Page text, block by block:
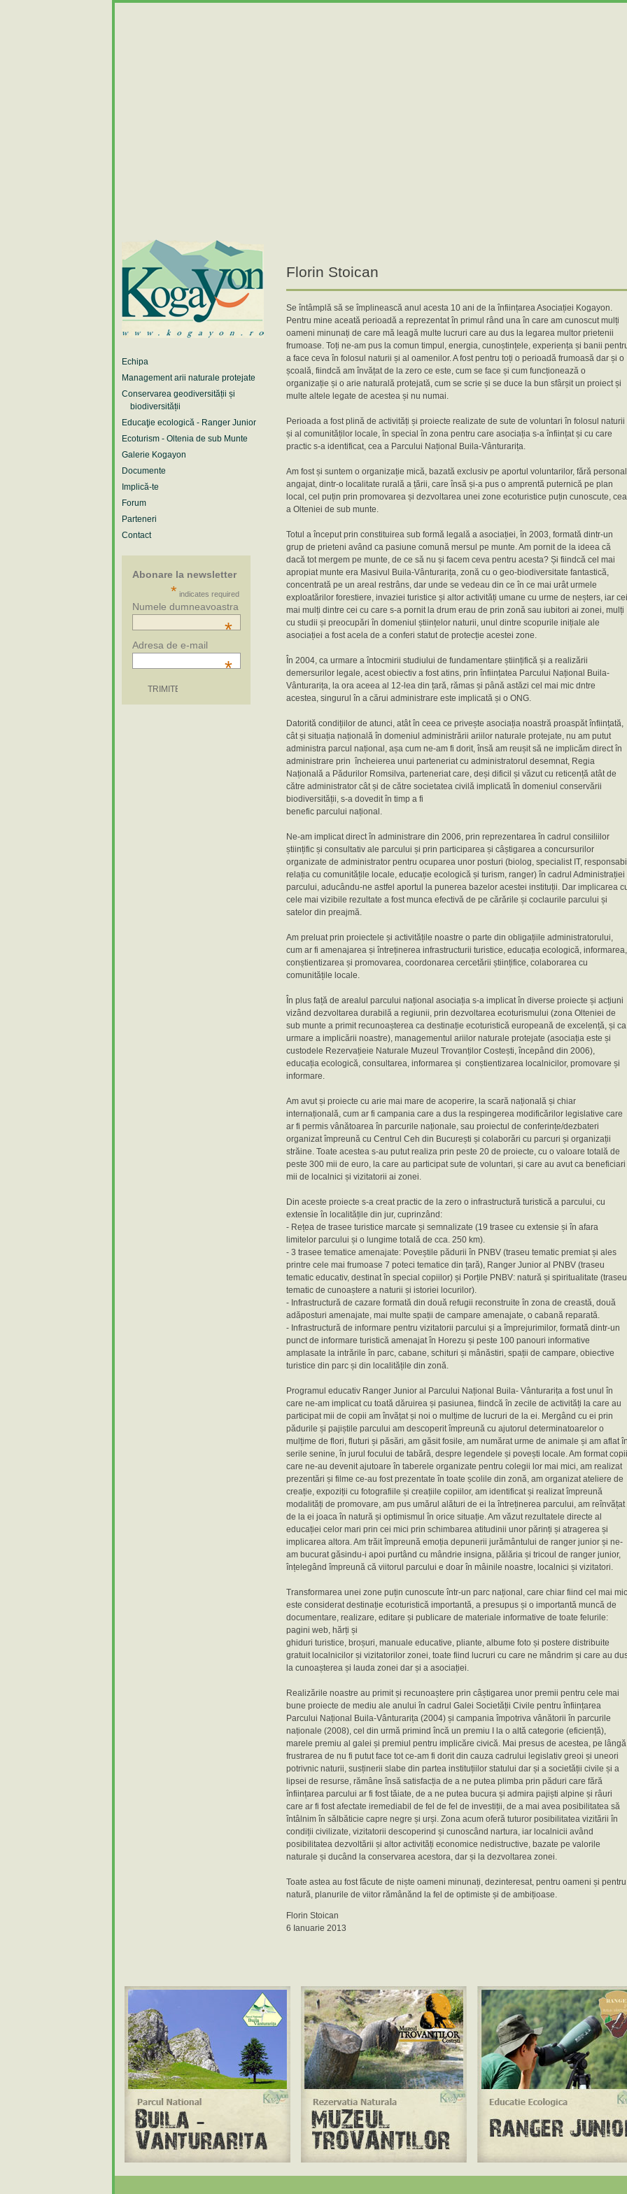
Echipa
Management arii naturale protejate
Conservarea geodiversității și
biodiversității
Educaţie ecologică - Ranger Junior
Ecoturism - Oltenia de sub Munte
Galerie Kogayon
Documente
Implică-te
Forum
Parteneri
Contact
Abonare la newsletter
* indicates required
Numele dumneavoastra
*
Adresa de e-mail
*
Florin Stoican
Se întâmplă să se împlinească anul acesta 10 ani de la înființarea Asociației Kogayon.
Pentru mine aceată perioadă a reprezentat în primul rând una în care am cunoscut mulți
oameni minunați de care mă leagă multe lucruri care au dus la legarea multor prietenii
frumoase. Toți ne-am pus la comun timpul, energia, cunoștințele, experiența și banii
a face ceva în folosul naturii și al oamenilor. A fost pentru toți o perioadă frumoasă dar și o
școală, fiindcă am învățat de la zero ce este, cum se face și cum funcționează o
organizație și o arie naturală protejată, cum se scrie și se duce la bun sfârșit un proiect și
multe altele legate de acestea și nu numai.
Perioada a fost plină de activități și proiecte realizate de sute de voluntari în folosul naturii
și al comunităților locale, în special în zona pentru care asociația s-a înființat și cu care
practic s-a identificat, cea a Parcului Național Buila-Vânturarița.
Am fost și suntem o organizație mică, bazată exclusiv pe aportul voluntarilor, fără personal
angajat, dintr-o localitate rurală a țării, care însă și-a pus o amprentă puternică pe plan
local, cel puțin prin promovarea și dezvoltarea unei zone ecoturistice puțin cunoscute, cea
a Olteniei de sub munte.
Totul a început prin constituirea sub formă legală a asociației, în 2003, formată dintr-un
grup de prieteni având ca pasiune comună mersul pe munte. Am pornit de la ideea că
dacă tot mergem pe munte, de ce să nu și facem ceva pentru acesta? Și fiindcă cel mai
apropiat munte era Masivul Buila-Vânturarița, zonă cu o geo-biodiversitate fantastică,
concentrată pe un areal restrâns, dar unde se vedeau din ce în ce mai urât urmele
exploatărilor forestiere, invaziei turistice și altor activități umane cu urme de neșters, iar cei
mai mulți dintre cei cu care s-a pornit la drum erau de prin zonă sau iubitori ai zonei, mulți
cu studii și preocupări în domeniul științelor naturii, unul dintre scopurile inițiale ale
asociației a fost acela de a conferi statut de protecție acestei zone.
În 2004, ca urmare a întocmirii studiului de fundamentare științifică și a realizării
demersurilor legale, acest obiectiv a fost atins, prin înființatea Parcului Național Buila-
Vânturarița, la ora aceea al 12-lea din țară, rămas și până astăzi cel mai mic dntre
acestea, singurul în a cărui administrare este implicată și o ONG.
Datorită condițiilor de atunci, atât în ceea ce privește asociația noastră proaspăt înființată,
cât și situația națională în domeniul administrării ariilor naturale protejate, nu am putut
administra parcul național, așa cum ne-am fi dorit, însă am reușit să ne implicăm direct în
administrare prin încheierea unui parteneriat cu administratorul desemnat, Regia
Națională a Pădurilor Romsilva, parteneriat care, deși dificil și văzut cu reticență atât de
către administrator cât și de către societatea civilă implicată în domeniul conservării
biodiversității, s-a dovedit în timp a fi
benefic parcului național.
Ne-am implicat direct în administrare din 2006, prin reprezentarea în cadrul consiliilor
științific și consultativ ale parcului și prin participarea și câștigarea a concursurilor
organizate de administrator pentru ocuparea unor posturi (biolog, specialist IT,
relația cu comunitățile locale, educație ecologică și turism, ranger) în cadrul Administrației
parcului, aducându-ne astfel aportul la punerea bazelor acestei instituții. Dar implicarea
cele mai vizibile rezultate a fost munca efectivă de pe cărările și coclaurile parcului și
satelor din preajmă.
Am preluat prin proiectele și activitățile noastre o parte din obligațiile administratorului,
cum ar fi amenajarea și întreținerea infrastructurii turistice, educația ecologică, informarea,
conștientizarea și promovarea, coordonarea cercetării științifice, colaborarea cu
comunitățile locale.
În plus față de arealul parcului național asociația s-a implicat în diverse proiecte și acțiuni
vizând dezvoltarea durabilă a regiunii, prin dezvoltarea ecoturismului (zona Olteniei de
sub munte a primit recunoașterea ca destinație ecoturistică europeană de excelență, și ca
urmare a implicării noastre), managementul ariilor naturale protejate (asociația este și
custodele Rezervațieie Naturale Muzeul Trovanților Costești, începând din 2006),
educația ecologică, consultarea, informarea și conștientizarea localnicilor, promovare și
informare.
Am avut și proiecte cu arie mai mare de acoperire, la scară națională și chiar
internațională, cum ar fi campania care a dus la respingerea modificărilor legislative care
ar fi permis vânătoarea în parcurile naționale, sau proiectul de conferințe/dezbateri
organizat împreună cu Centrul Ceh din București și colaborări cu parcuri și organizații
străine. Toate acestea s-au putut realiza prin peste 20 de proiecte, cu o valoare totală de
peste 300 mii de euro, la care au participat sute de voluntari, și care au avut ca beneficiari
mii de localnici și vizitatorii ai zonei.
Din aceste proiecte s-a creat practic de la zero o infrastructură turistică a parcului, cu
extensie în localitățile din jur, cuprinzând:
- Rețea de trasee turistice marcate și semnalizate (19 trasee cu extensie și în afara
limitelor parcului și o lungime totală de cca. 250 km).
- 3 trasee tematice amenajate: Poveștile pădurii în PNBV (traseu tematic premiat și ales
printre cele mai frumoase 7 poteci tematice din țară), Ranger Junior al PNBV (traseu
tematic educativ, destinat în special copiilor) și Porțile PNBV: natură și spiritualitate (traseu
tematic de cunoaștere a naturii și istoriei locurilor).
- Infrastructură de cazare formată din două refugii reconstruite în zona de creastă, două
adăposturi amenajate, mai multe spații de campare amenajate, o cabană reparată.
- Infrastructură de informare pentru vizitatorii parcului și a împrejurimilor, formată dintr-un
punct de informare turistică amenajat în Horezu și peste 100 panouri informative
amplasate la intrările în parc, cabane, schituri și mânăstiri, spații de campare, obiective
turistice din parc și din localitățile din zonă.
Programul educativ Ranger Junior al Parcului Național Buila- Vânturarița a fost unul în
care ne-am implicat cu toată dăruirea și pasiunea, fiindcă în zecile de activități la care au
participat mii de copii am învățat și noi o mulțime de lucruri de la ei. Mergând cu ei prin
pădurile și pajiștile parcului am descoperit împreună cu ajutorul determinatoarelor o
mulțime de flori, fluturi și păsări, am găsit fosile, am numărat urme de animale și am aflat
serile senine, în jurul focului de tabără, despre legendele și povești locale. Am format copii
care ne-au devenit ajutoare în taberele organizate pentru colegii lor mai mici, am realizat
prezentări și filme ce-au fost prezentate în toate școlile din zonă, am organizat ateliere de
creație, expoziții cu fotografiile și creațiile copiilor, am identificat și realizat împreună
modalități de promovare, am pus umărul alături de ei la întreținerea parcului, am reînvățat
de la ei joaca în natură și optimismul în orice situație. Am văzut rezultatele directe al
educației celor mari prin cei mici prin schimbarea atitudinii unor părinți și atragerea și
implicarea altora. Am trăit împreună emoția depunerii jurământului de ranger junior și ne-
am bucurat găsindu-i apoi purtând cu mândrie insigna, pălăria și tricoul de ranger junior,
înțelegând împreună că viitorul parcului e doar în mâinile noastre, localnici și vizitatori.
Transformarea unei zone puțin cunoscute într-un parc național, care chiar fiind cel mai mic
este considerat destinație ecoturistică importantă, a presupus și o importantă muncă de
documentare, realizare, editare și publicare de materiale informative de toate felurile:
pagini web, hărți și
ghiduri turistice, broșuri, manuale educative, pliante, albume foto și postere distribuite
gratuit localnicilor și vizitatorilor zonei, toate fiind lucruri cu care ne mândrim și care au
la cunoașterea și lauda zonei dar și a asociației.
Realizările noastre au primit și recunoaștere prin câștigarea unor premii pentru cele mai
bune proiecte de mediu ale anului în cadrul Galei Societății Civile pentru înființarea
Parcului Național Buila-Vânturarița (2004) și campania împotriva vânătorii în parcurile
naționale (2008), cel din urmă primind încă un premiu I la o altă categorie (eficiență),
marele premiu al galei și premiul pentru implicăre civică. Mai presus de acestea, pe lângă
frustrarea de nu fi putut face tot ce-am fi dorit din cauza cadrului legislativ greoi și uneori
potrivnic naturii, susținerii slabe din partea instituțiilor statului dar și a societății civile și a
lipsei de resurse, rămâne însă satisfacția de a ne putea plimba prin păduri care fără
înființarea parcului ar fi fost tăiate, de a ne putea bucura și admira pajiști alpine și râuri
care ar fi fost afectate iremediabil de fel de fel de investiții, de a mai avea posibilitatea să
întâlnim în sălbăticie capre negre și urși. Zona acum oferă tuturor posibilitatea vizitării în
condiții civilizate, vizitatorii descoperind și cunoscând nartura, iar localnicii având
posibilitatea dezvoltării și altor activități economice nedistructive, bazate pe valorile
naturale și ducând la conservarea acestora, dar și la dezvoltarea zonei.
Toate astea au fost făcute de niște oameni minunați, dezinteresat, pentru oameni și pentru
natură, planurile de viitor rămânănd la fel de optimiste și de ambițioase.
Florin Stoican
6 Ianuarie 2013